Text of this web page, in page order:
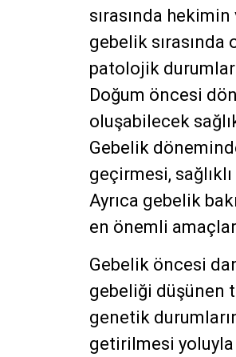
sırasında
gebelik
patolojik
Doğum öncesi
oluşabilecek
Gebelik
geçirmesi,
Ayrıca gebelik
en önemli
Gebelik öncesi
gebeliği düşünen
genetik
getirilmesi